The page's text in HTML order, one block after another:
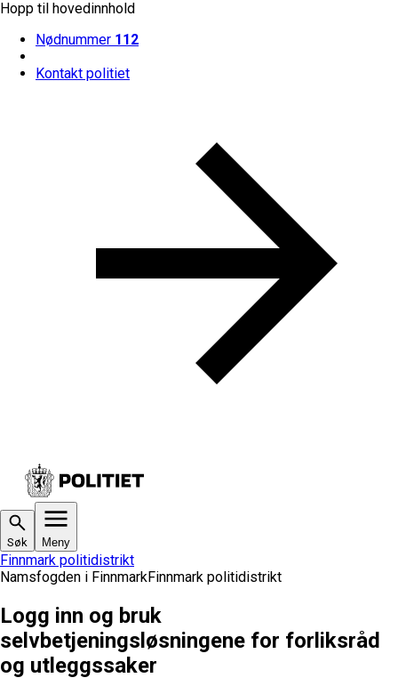
Hopp til hovedinnhold
Nødnummer 112
Kontakt politiet
Søk Meny
Finnmark politidistrikt
Namsfogden i FinnmarkFinnmark politidistrikt
Logg inn og bruk
selvbetjeningsløsningene for forliksråd
og utleggssaker